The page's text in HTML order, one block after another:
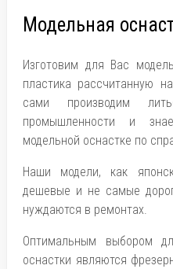
Модельная
Изготовим для Вас
пластика рассчитанную
сами производим
промышленности и
модельной оснастке по
Наши модели, как
дешевые и не самые
нуждаются в ремонтах.
Оптимальным выбором
оснастки являются